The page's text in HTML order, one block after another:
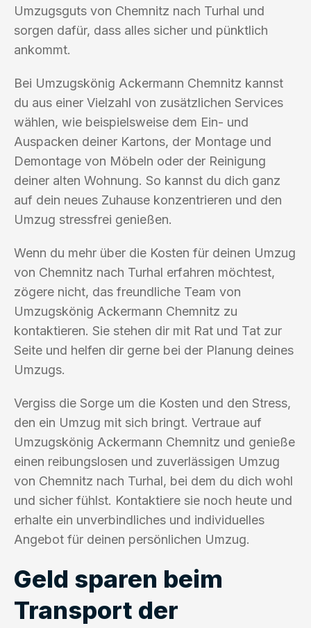
Umzugsguts von Chemnitz nach Turhal und
sorgen dafür, dass alles sicher und pünktlich
ankommt.
Bei Umzugskönig Ackermann Chemnitz kannst
du aus einer Vielzahl von zusätzlichen Services
wählen, wie beispielsweise dem Ein- und
Auspacken deiner Kartons, der Montage und
Demontage von Möbeln oder der Reinigung
deiner alten Wohnung. So kannst du dich ganz
auf dein neues Zuhause konzentrieren und den
Umzug stressfrei genießen.
Wenn du mehr über die Kosten für deinen Umzug
von Chemnitz nach Turhal erfahren möchtest,
zögere nicht, das freundliche Team von
Umzugskönig Ackermann Chemnitz zu
kontaktieren. Sie stehen dir mit Rat und Tat zur
Seite und helfen dir gerne bei der Planung deines
Umzugs.
Vergiss die Sorge um die Kosten und den Stress,
den ein Umzug mit sich bringt. Vertraue auf
Umzugskönig Ackermann Chemnitz und genieße
einen reibungslosen und zuverlässigen Umzug
von Chemnitz nach Turhal, bei dem du dich wohl
und sicher fühlst. Kontaktiere sie noch heute und
erhalte ein unverbindliches und individuelles
Angebot für deinen persönlichen Umzug.
Geld sparen beim
Transport der